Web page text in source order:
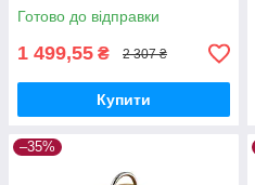
(Кругла)
Готово до відправки
1 499,55 ₴ 2 307 ₴
Купити
–35%